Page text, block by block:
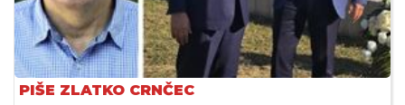
PIŠE ZLATKO CRNČEC